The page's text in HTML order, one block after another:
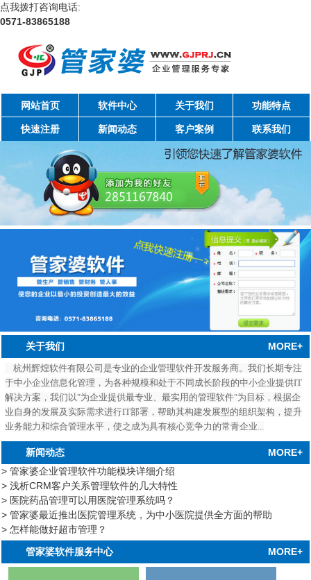
点我拨打咨询电话:
0571-83865188
网站首页 软件中心 关于我们 功能特点
快速注册 新闻动态 客户案例 联系我们
关于我们 MORE+
杭州辉煌软件有限公司是专业的企业管理软件开发服务商。我们长期专注
于中小企业信息化管理，为各种规模和处于不同成长阶段的中小企业提供IT
解决方案，我们以"为企业提供最专业、最实用的管理软件"为目标，根据企
业自身的发展及实际需求进行IT部署，帮助其构建发展型的组织架构，提升
业务能力和综合管理水平，使之成为具有核心竞争力的常青企业...
新闻动态
MORE+
> 管家婆企业管理软件功能模块详细介绍
> 浅析CRM客户关系管理软件的几大特性
> 医院药品管理可以用医院管理系统吗？
> 管家婆最近推出医院管理系统，为中小医院提供全方面的帮助
> 怎样能做好超市管理？
管家婆软件服务中心 MORE+